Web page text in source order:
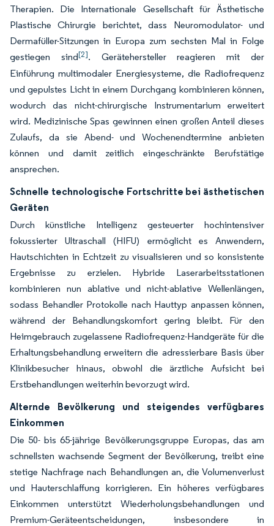
Therapien. Die Internationale Gesellschaft für Ästhetische
Plastische Chirurgie berichtet, dass Neuromodulator- und
Dermafüller-Sitzungen in Europa zum sechsten Mal in Folge
gestiegen sind[2]. Gerätehersteller reagieren mit der
Einführung multimodaler Energiesysteme, die Radiofrequenz
und gepulstes Licht in einem Durchgang kombinieren können,
wodurch das nicht-chirurgische Instrumentarium erweitert
wird. Medizinische Spas gewinnen einen großen Anteil dieses
Zulaufs, da sie Abend- und Wochenendtermine anbieten
können und damit zeitlich eingeschränkte Berufstätige
ansprechen.
Schnelle technologische Fortschritte bei ästhetischen
Geräten
Durch künstliche Intelligenz gesteuerter hochintensiver
fokussierter Ultraschall (HIFU) ermöglicht es Anwendern,
Hautschichten in Echtzeit zu visualisieren und so konsistente
Ergebnisse zu erzielen. Hybride Laserarbeitsstationen
kombinieren nun ablative und nicht-ablative Wellenlängen,
sodass Behandler Protokolle nach Hauttyp anpassen können,
während der Behandlungskomfort gering bleibt. Für den
Heimgebrauch zugelassene Radiofrequenz-Handgeräte für die
Erhaltungsbehandlung erweitern die adressierbare Basis über
Klinikbesucher hinaus, obwohl die ärztliche Aufsicht bei
Erstbehandlungen weiterhin bevorzugt wird.
Alternde Bevölkerung und steigendes verfügbares
Einkommen
Die 50- bis 65-jährige Bevölkerungsgruppe Europas, das am
schnellsten wachsende Segment der Bevölkerung, treibt eine
stetige Nachfrage nach Behandlungen an, die Volumenverlust
und Hauterschlaffung korrigieren. Ein höheres verfügbares
Einkommen unterstützt Wiederholungsbehandlungen und
Premium-Geräteentscheidungen, insbesondere in